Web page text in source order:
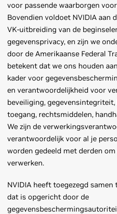
voor passende waarborgen
Bovendien voldoet NVIDIA aan
VK-uitbreiding van de
gegevensprivacy, en zijn we
door de Amerikaanse Federal
betekent dat we ons houden
kader voor
en verantwoordelijkheid voor
beveiliging,
toegang, rechtsmiddelen,
We zijn de
verantwoordelijk voor al je
worden gedeeld met derden
verwerken.
NVIDIA heeft toegezegd
dat is opgericht door de